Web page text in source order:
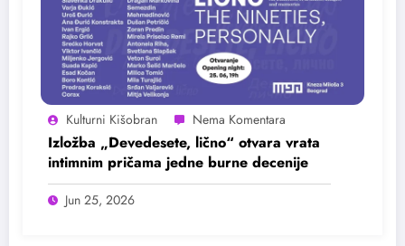
Kulturni Kišobran
Izložba „Devedesete, lično“ otvara vrata
intimnim pričama jedne burne decenije
Jun 25, 2026